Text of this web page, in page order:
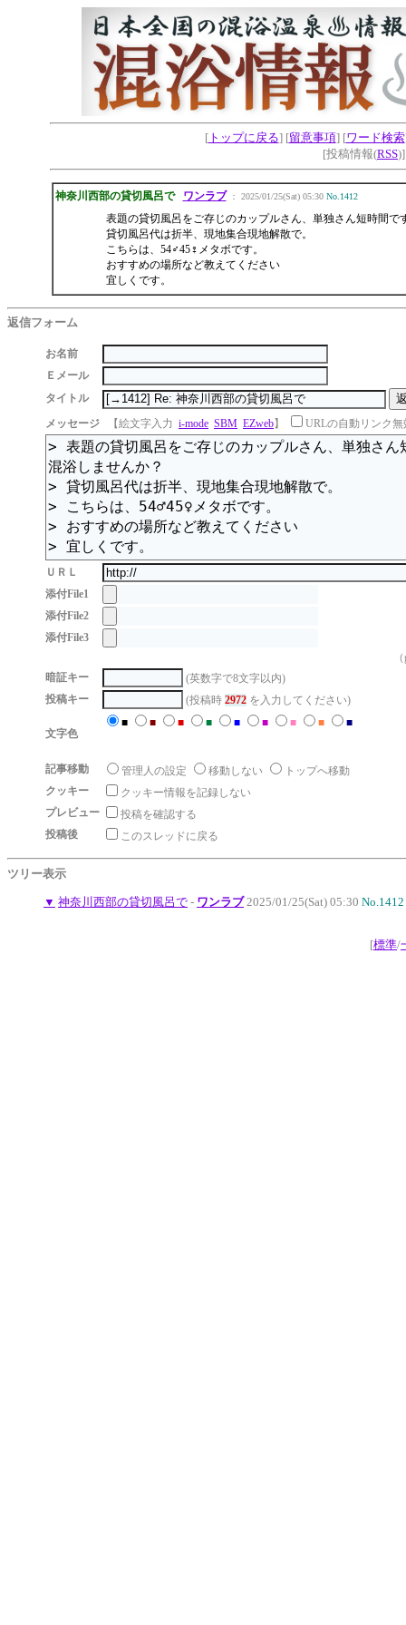
[トップに戻る] [留意事項] [ワード検索
[投稿情報(RSS
神奈川西部の貸切風呂で ワンラブ： 2025/01/25(Sat) 05:30 No.1412
表題の貸切風呂をご存じのカップルさん、単独さん短時間で
貸切風呂代は折半、現地集合現地解散で。
こちらは、54♂45♀メタボです。
おすすめの場所など教えてください
宜しくです。
返信フォーム
お名前
Ｅメール
タイトル
メッセージ
【絵文字入力 i-mode SBM EZweb】 URLの自動リンク無
ＵＲＬ
添付File1
添付File2
添付File3
暗証キー
(英数字で8文字以内)
投稿キー
(投稿時 2972 を入力してください)
文字色
■ ■ ■ ■ ■ ■ ■ ■ ■
記事移動 管理人の設定 移動しない
トップへ移動
クッキー
クッキー情報を記録しない
プレビュー
投稿を確認する
投稿後
このスレッドに戻る
ツリー表示
▼ 神奈川西部の貸切風呂で - ワンラブ2025/01/25(Sat) 05:30 No.1412
[標準/